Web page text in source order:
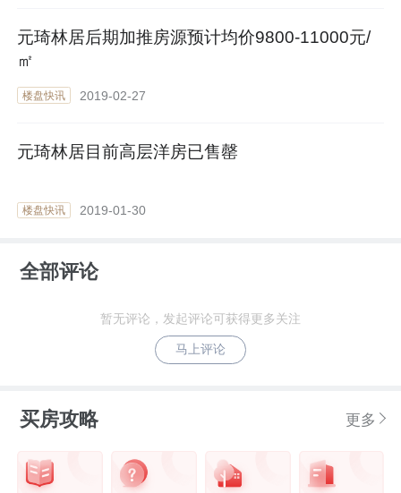
元琦林居后期加推房源预计均价9800-11000元/
㎡
楼盘快讯 2019-02-27
元琦林居目前高层洋房已售罄
楼盘快讯 2019-01-30
全部评论
暂无评论，发起评论可获得更多关注
马上评论
买房攻略 更多